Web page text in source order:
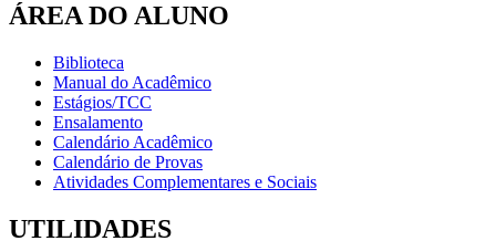
ÁREA DO ALUNO
Biblioteca
Manual do Acadêmico
Estágios/TCC
Ensalamento
Calendário Acadêmico
Calendário de Provas
Atividades Complementares e Sociais
UTILIDADES